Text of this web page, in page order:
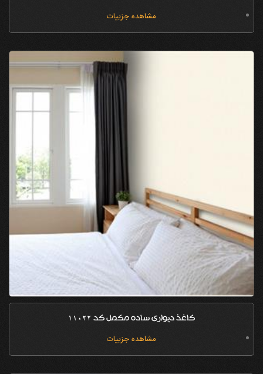
مشاهده جزییات
کاغذ دیواری ساده مکمل کد 11022
مشاهده جزییات